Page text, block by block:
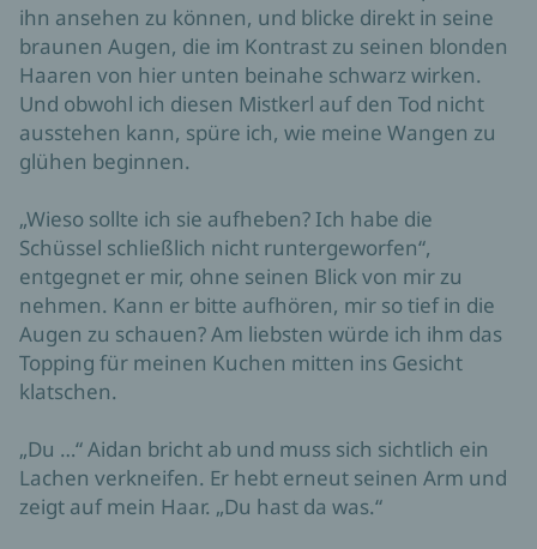
ihn ansehen zu können, und blicke direkt in seine
braunen Augen, die im Kontrast zu seinen blonden
Haaren von hier unten beinahe schwarz wirken.
Und obwohl ich diesen Mistkerl auf den Tod nicht
ausstehen kann, spüre ich, wie meine Wangen zu
glühen beginnen.
„Wieso sollte ich sie aufheben? Ich habe die
Schüssel schließlich nicht runtergeworfen“,
entgegnet er mir, ohne seinen Blick von mir zu
nehmen. Kann er bitte aufhören, mir so tief in die
Augen zu schauen? Am liebsten würde ich ihm das
Topping für meinen Kuchen mitten ins Gesicht
klatschen.
„Du …“ Aidan bricht ab und muss sich sichtlich ein
Lachen verkneifen. Er hebt erneut seinen Arm und
zeigt auf mein Haar. „Du hast da was.“